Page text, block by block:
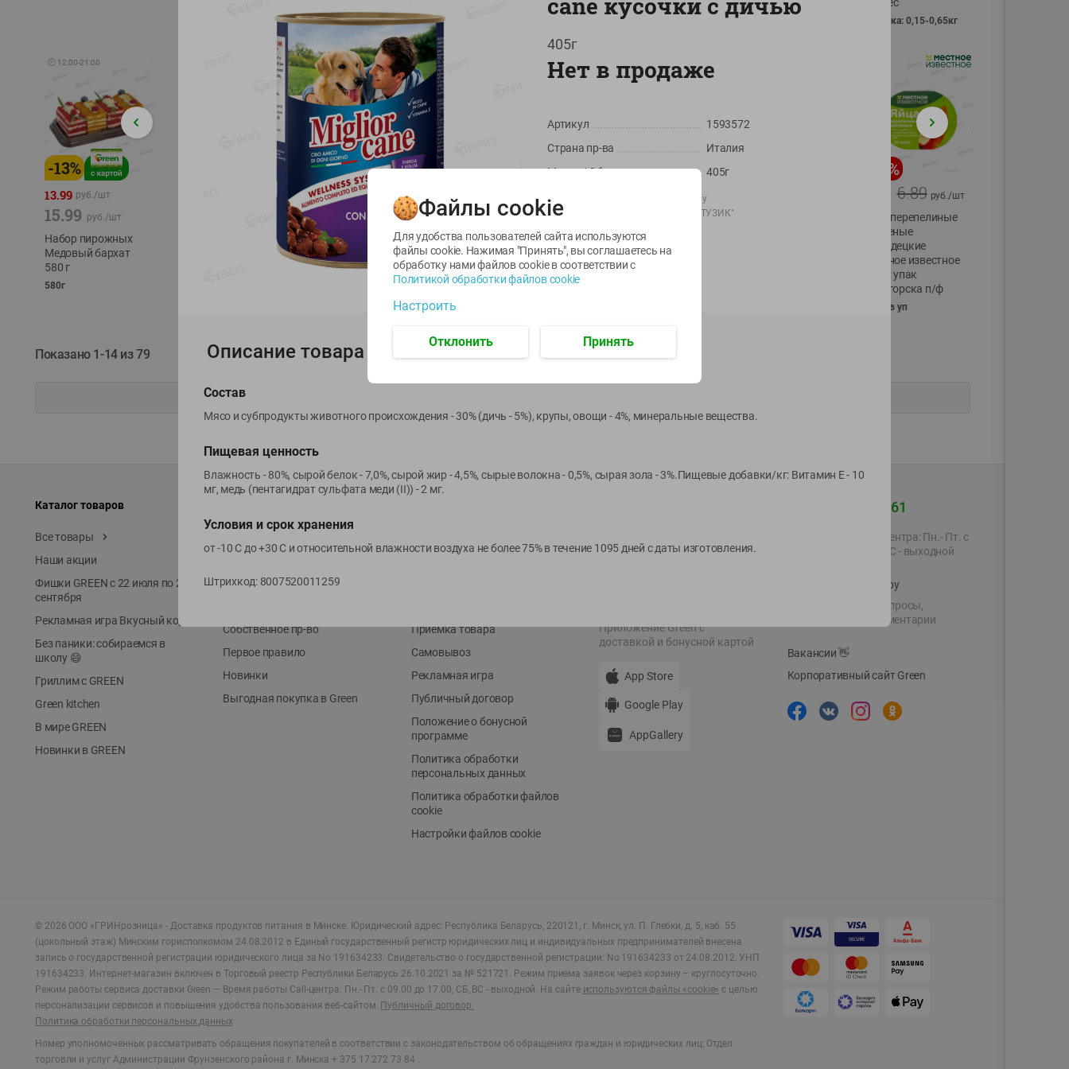
фасовка: 0,15-0,65кг
🕘 12:00-21:00
-13%
13.99 руб./шт
15.99 руб./шт
Набор пирожных
Медовый бархат
580 г
580г
-24%
6.59
4.99 руб./шт
ТОФУ Vegetus
ТВЕРДЫЙ
230г
-22%
Икра
трески
тихоокеанской
деликатесная
Лунское море 120г
ж/б ключ
120г
-17%
сельди
тихоокеанской
Лунское море 120г
Масло Топленое
%
6.89 руб./шт
Яйца перепелиные
копченые
Молодецкие
Местное известное
20 шт упак
Солигорска п/ф
20шт в уп
Показано 1-14 из 79
Каталог товаров
Все товары
Наши акции
Фишки GREEN с 22 июля по 22
сентября
Рекламная игра Вкусный код
Без паники: собираемся в
школу 😄
Гриллим с GREEN
Green kitchen
В мире GREEN
Новинки в GREEN
ЭКОлиния
Собственное пр-во
Первое правило
Новинки
Выгодная покупка в Green
Приемка товара
Самовывоз
Рекламная игра
Публичный договор
Положение о бонусной
программе
Политика обработки
персональных данных
Политика обработки файлов
cookie
Настройки файлов cookie
Приложение Green c
доставкой и бонусной картой
App Store
Google Play
AppGallery
+375 44 560-60-61
Время работы Call-центра: Пн.- Пт. с
09.00 до 17.00, СБ, ВС - выходной
shop@green-market.by
Пишите нам свои вопросы,
предложения и комментарии
Вакансии👋
Корпоративный сайт Green
© 2026 ООО «ГРИНрозница» - Доставка продуктов питания в Минске. Юридический адрес: Республика Беларусь, 220121, г. Минск, ул. П. Глебки, д. 5, каб. 55
(цокольный этаж) Минским горисполкомом 24.08.2012 в Единый государственный регистр юридических лиц и индивидуальных предпринимателей внесена
запись о государственной регистрации юридического лица за No 191634233. Свидетельство о государственной регистрации: No 191634233 от 24.08.2012. УНП
191634233. Интернет-магазин включен в Торговый реестр Республики Беларусь 26.10.2021 за № 521721. Режим приема заявок через корзину – круглосуточно.
Режим работы сервиса доставки Green — Время работы Call-центра: Пн.- Пт. с 09.00 до 17.00, СБ, ВС - выходной. На сайте используются файлы «cookie» с целью
персонализации сервисов и повышения удобства пользования веб-сайтом. Публичный договор.
Политика обработки персональных данных
Номер уполномоченных рассматривать обращения покупателей в соответствии с законодательством об обращениях граждан и юридических лиц: Отдел
торговли и услуг Администрации Фрунзенского района г. Минска + 375 17 272 73 84 .
cane кусочки с дичью
405г
Нет в продаже
Артикул
1593572
Страна пр-ва
Италия
Масса / Объем
405г
Производитель:
Morando S.p.A, ltaly
Импортер:
Частное предприятие "ТУЗИК"
Штрихкод:8007520011259
Описание товара
Состав
Мясо и субпродукты животного происхождения - 30% (дичь - 5%), крупы, овощи - 4%, минеральные вещества.
Пищевая ценность
Влажность - 80%, сырой белок - 7,0%, сырой жир - 4,5%, сырые волокна - 0,5%, сырая зола - 3%.Пищевые добавки/кг: Витамин Е - 10
мг, медь (пентагидрат сульфата меди (II)) - 2 мг.
Условия и срок хранения
от -10 С до +30 С и относительной влажности воздуха не более 75% в течение 1095 дней с даты изготовления.
Штрихкод: 8007520011259
Файлы cookie
Для удобства пользователей сайта используются
файлы cookie. Нажимая "Принять", вы соглашаетесь на
обработку нами файлов cookie в соответствии с
Политикой обработки файлов cookie
Настроить
Отклонить Принять